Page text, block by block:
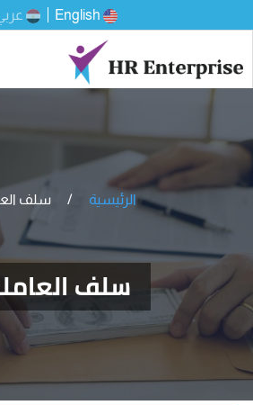
English
الرئيسية سلف
سلف